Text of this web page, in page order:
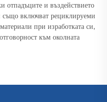
отпадъците и въздействието
също включват рециклируеми
при изработката си,
към околната